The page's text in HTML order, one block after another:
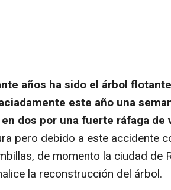
años ha sido el árbol
este año una
dos por una fuerte ráfaga de
pero debido a este accidente
de momento la ciudad de
la reconstrucción del árbol.